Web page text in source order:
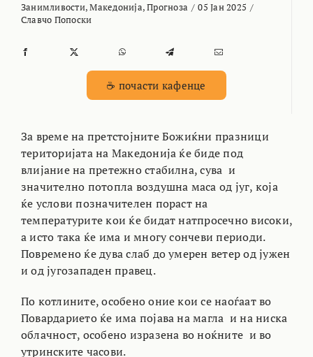
Занимливости,Македонија,Прогноза / 05 Јан 2025 /
Славчо Попоски
☕ почасти кафенце
За време на претстојните Божиќни празници
територијата на Македонија ќе биде под
влијание на претежно стабилна, сува и
значително потопла воздушна маса од југ, која
ќе услови позначителен пораст на
температурите кои ќе бидат натпросечно високи,
а исто така ќе има и многу сончеви периоди.
Повремено ќе дува слаб до умерен ветер од јужен
и од југозападен правец.
По котлините, особено оние кои се наоѓаат во
Повардарието ќе има појава на магла и на ниска
облачност, особено изразена во ноќните и во
утринските часови.